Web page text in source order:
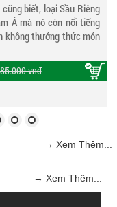
biết, loại Sầu Riêng
Á mà nó còn nổi tiếng
không thưởng thức món
vẹn lắm. Sầu riêng ở
cơm...
vnđ
→ Xem Thêm...
→ Xem Thêm...